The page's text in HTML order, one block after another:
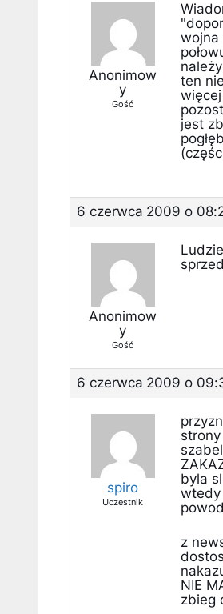
Anonimow
y
Gość
wojna
ten
jest
6 czerwca 2009 o
Anonimow
y
Gość
6 czerwca 2009 o
spiro
Uczestnik
byla
wtedy
z
NIE
zbieg